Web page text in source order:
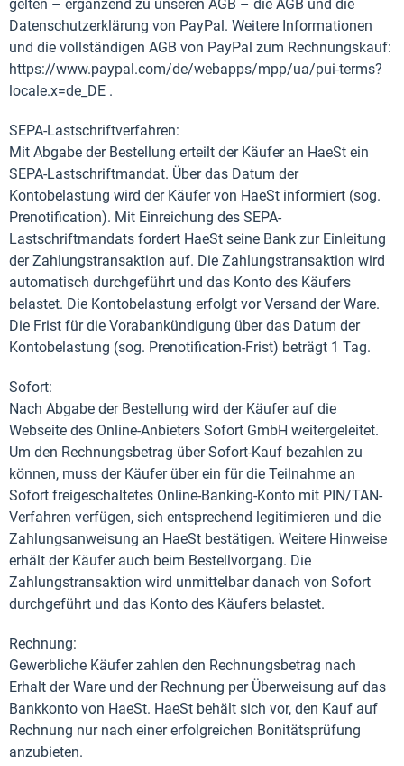
gelten – ergänzend zu unseren AGB – die AGB und die
Datenschutzerklärung von PayPal. Weitere Informationen
und die vollständigen AGB von PayPal zum Rechnungskauf:
https://www.paypal.com/de/webapps/mpp/ua/pui-terms?
locale.x=de_DE .
SEPA-Lastschriftverfahren:
Mit Abgabe der Bestellung erteilt der Käufer an HaeSt ein
SEPA-Lastschriftmandat. Über das Datum der
Kontobelastung wird der Käufer von HaeSt informiert (sog.
Prenotification). Mit Einreichung des SEPA-
Lastschriftmandats fordert HaeSt seine Bank zur Einleitung
der Zahlungstransaktion auf. Die Zahlungstransaktion wird
automatisch durchgeführt und das Konto des Käufers
belastet. Die Kontobelastung erfolgt vor Versand der Ware.
Die Frist für die Vorabankündigung über das Datum der
Kontobelastung (sog. Prenotification-Frist) beträgt 1 Tag.
Sofort:
Nach Abgabe der Bestellung wird der Käufer auf die
Webseite des Online-Anbieters Sofort GmbH weitergeleitet.
Um den Rechnungsbetrag über Sofort-Kauf bezahlen zu
können, muss der Käufer über ein für die Teilnahme an
Sofort freigeschaltetes Online-Banking-Konto mit PIN/TAN-
Verfahren verfügen, sich entsprechend legitimieren und die
Zahlungsanweisung an HaeSt bestätigen. Weitere Hinweise
erhält der Käufer auch beim Bestellvorgang. Die
Zahlungstransaktion wird unmittelbar danach von Sofort
durchgeführt und das Konto des Käufers belastet.
Rechnung:
Gewerbliche Käufer zahlen den Rechnungsbetrag nach
Erhalt der Ware und der Rechnung per Überweisung auf das
Bankkonto von HaeSt. HaeSt behält sich vor, den Kauf auf
Rechnung nur nach einer erfolgreichen Bonitätsprüfung
anzubieten.